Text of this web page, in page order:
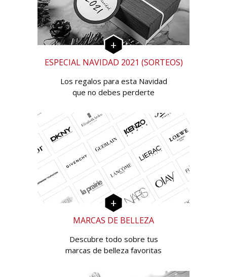
ESPECIAL NAVIDAD 2021 (SORTEOS)
Los regalos para esta Navidad
que no debes perderte
MARCAS DE BELLEZA
Descubre todo sobre tus
marcas de belleza favoritas